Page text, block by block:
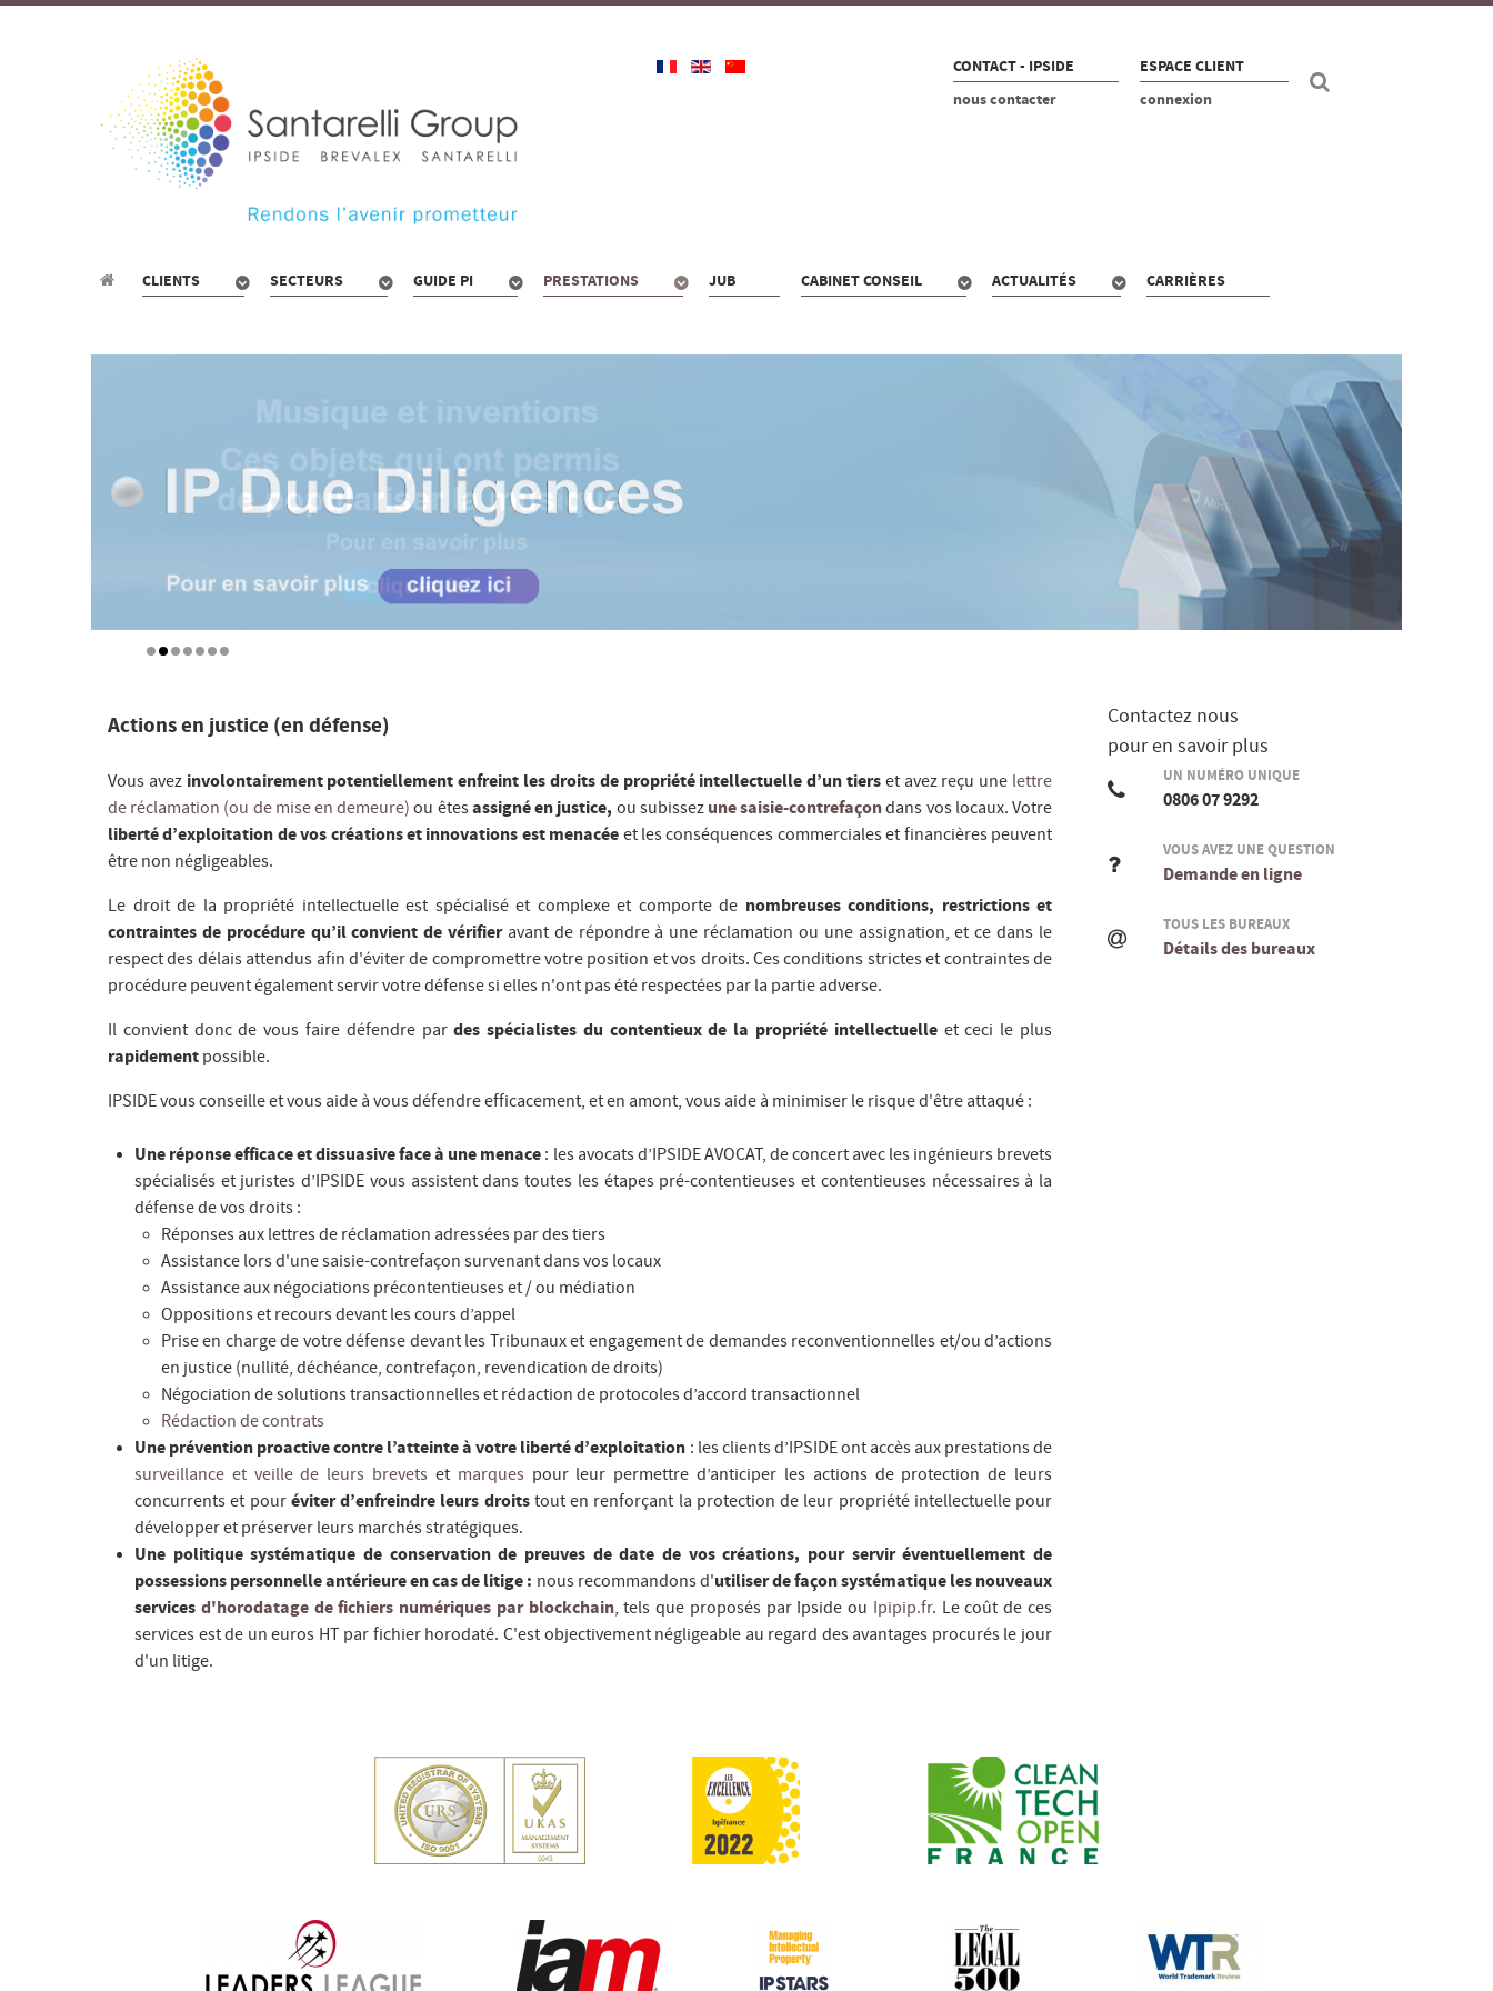
CONTACT - IPSIDE
nous contacter
ESPACE CLIENT
connexion
CLIENTS SECTEURS GUIDE PI PRESTATIONS JUB CABINET CONSEIL ACTUALITÉS CARRIÈRES
Actions en justice (en défense)
Vous avez involontairement potentiellement enfreint les droits de propriété intellectuelle d’un tierset avez reçu une lettre
de réclamation (ou de mise en demeure) ou êtesassigné en justice, ou subissez une saisie-contrefaçondans vos locaux. Votre
liberté d’exploitation de vos créations et innovations est menacée et les conséquences commerciales et financières peuvent
être non négligeables.
Le droit de la propriété intellectuelle est spécialisé et complexe et comporte de nombreuses conditions, restrictions et
contraintes de procédure qu’il convient de vérifieravant de répondre à une réclamation ou une assignation, et ce dans le
respect des délais attendus afin d'éviter de compromettre votre position et vos droits. Ces conditions strictes et contraintes de
procédure peuvent également servir votre défense si elles n'ont pas été respectées par la partie adverse.
Il convient donc de vous faire défendre pardes spécialistes du contentieux de la propriété intellectuelleet ceci le plus
rapidement possible.
IPSIDE vous conseille et vous aide à vous défendre efficacement, et en amont, vous aide à minimiser le risque d'être attaqué :
Une réponse efficace et dissuasive face à une menace : les avocats d’IPSIDE AVOCAT, de concert avec les ingénieurs brevets
spécialisés et juristes d’IPSIDE vous assistent dans toutes les étapes pré-contentieuses et contentieuses nécessaires à la
défense de vos droits :
Réponses aux lettres de réclamation adressées par des tiers
Assistance lors d'une saisie-contrefaçon survenant dans vos locaux
Assistance aux négociations précontentieuses et / ou médiation
Oppositions et recours devant les cours d’appel
Prise en charge de votre défense devant les Tribunaux et engagement de demandes reconventionnelles et/ou d’actions
en justice (nullité, déchéance, contrefaçon, revendication de droits)
Négociation de solutions transactionnelles et rédaction de protocoles d’accord transactionnel
Rédaction de contrats
Une prévention proactive contre l’atteinte à votre liberté d’exploitation : les clients d’IPSIDE ont accès aux prestations de
surveillance et veille de leurs brevets et marques pour leur permettre d’anticiper les actions de protection de leurs
concurrents et pour éviter d’enfreindre leurs droitstout en renforçant la protection de leur propriété intellectuelle pour
développer et préserver leurs marchés stratégiques.
Une politique systématique de conservation de preuves de date de vos créations, pour servir éventuellement de
possessions personnelle antérieure en cas de litige : nous recommandons d'utiliser de façon systématique les nouveaux
services d'horodatage de fichiers numériques par blockchain, tels que proposés par Ipside ou Ipipip.fr. Le coût de ces
services est de un euros HT par fichier horodaté. C'est objectivement négligeable au regard des avantages procurés le jour
d'un litige.
Contactez nous
pour en savoir plus
UN NUMÉRO UNIQUE
0806 07 9292
VOUS AVEZ UNE QUESTION
Demande en ligne
TOUS LES BUREAUX
Détails des bureaux